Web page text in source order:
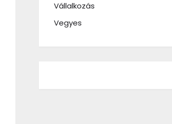
Vállalkozás
Vegyes